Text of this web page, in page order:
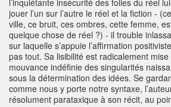
l’inquiétante insécurité des folies du réel
jouer l’un sur l’autre le réel et la fiction -
ville, ce bruit, ces ombres, cette femme,
quelque chose de réel ?) - il trouble
sur laquelle s’appuie l’affirmation
pas tout. Sa lisibilité est radicalement
mouvance indéfinie des singularités
sous la détermination des idées. Se
comme nous y porte notre syntaxe,
résolument parataxique à son récit, au